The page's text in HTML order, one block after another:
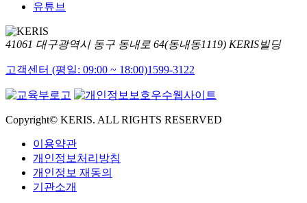
유튜브
41061 대구광역시 동구 동내로 64(동내동1119) KERIS빌딩
고객센터 (평일: 09:00 ~ 18:00)1599-3122
Copyright© KERIS. ALL RIGHTS RESERVED
이용약관
개인정보처리방침
개인정보 재동의
기관소개